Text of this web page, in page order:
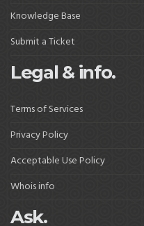
Knowledge Base
Submit a Ticket
Legal & info.
Terms of Services
Privacy Policy
Acceptable Use Policy
Whois info
Ask.